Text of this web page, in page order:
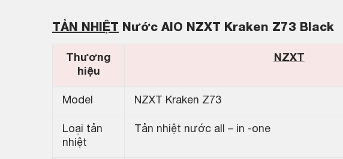
TẢN NHIỆT Nước AIO NZXT Kraken Z73 Black
Thương
hiệu
NZXT
Model NZXT Kraken Z73
Loại tản
nhiệt
Tản nhiệt nước all – in -one